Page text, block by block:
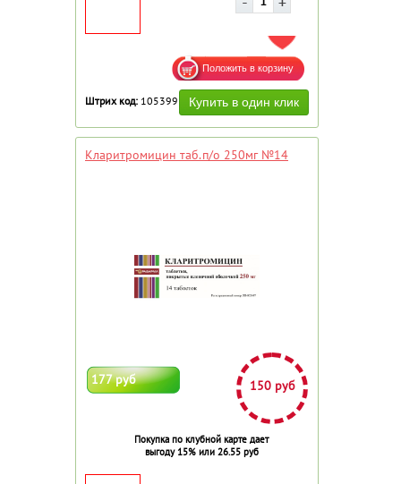
ДОБАВИТЬ В ИЗБРАННОЕ
Штрих код: 105399
Кларитромицин таб.п/о 250мг №14
177 руб 150 руб
Покупка по клубной карте дает
выгоду 15% или 26.55 руб